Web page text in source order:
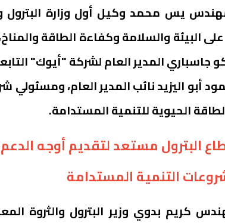
يس محمد وكيل أول وزارة البترول
البيئة والسلامة وكفاءة الطاقة
جاسباري المدير العام لشركة "أيوك"
أبو اليزيد نائب المدير العام، ومسئولي
الحيوية للتنمية المستدامة.
البترول مستعد لتقديم أوجه الدعم
التنمية المستدامة
كريم بدوي وزير البترول والثروة